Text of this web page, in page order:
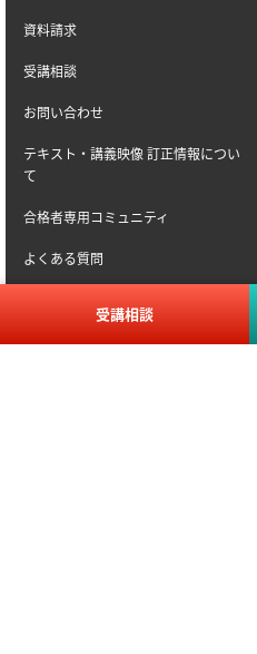
受講相談
資料請求
受講相談
お問い合わせ
テキスト・講義映像 訂正情報につい
て
合格者専用コミュニティ
よくある質問